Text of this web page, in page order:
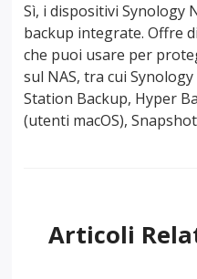
Sì, i dispositivi Synology
backup integrate. Offre
che puoi usare per
sul NAS, tra cui
Station Backup, Hyper
(utenti macOS),
Articoli